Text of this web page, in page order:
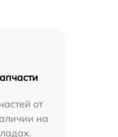
от
на